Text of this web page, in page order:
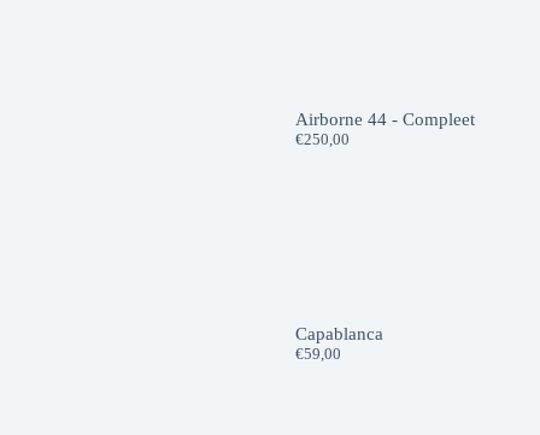
Airborne 44 - Compleet
€250,00
Capablanca
€59,00